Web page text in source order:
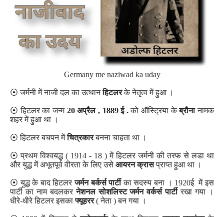
Germany me naziwad ka uday
⦿ जर्मनी में नाजी दल का उत्थानहिटलरके नेतृत्व में हुआ ।
⦿ हिटलर का जन्म 20 अप्रैल , 1889 ई .को ऑस्ट्रिया केब्रौनानामक
शहर में हुआ था ।
⦿ हिटलर बचपन मेंचित्रकारबनना चाहता था ।
⦿ प्रथम विश्वयद्ध ( 1914 - 18 ) में हिटलर जर्मनी की तरफ से लडा था
और युद्ध में अभूतपूर्व वीरता के लिए उसे आयरन क्रासप्राप्त हुआ था ।
⦿ युद्ध के बाद हिटलरजर्मन बर्कर्स पार्टीका सदस्य बना । 1920ई में इस
पार्टी का नाम बदलकरनेशनल सोशलिस्ट जर्मन वर्कर्स पार्टीरखा गया ।
धीरे-धीरे हिटलर इसकाफ्यूहरर( नेता ) बन गया ।